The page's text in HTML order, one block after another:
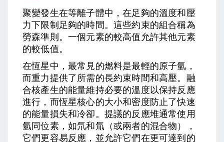
聚變發生在等離子體中，在足夠的溫度和壓
力下限制足夠的時間。這些約束的組合稱為
勞森準則。一個元素的較高值允許其他元素
的較低值。
在恆星中，最常見的燃料是最輕的原子氫，
而重力提供了所需的長約束時間和高壓。融
合核產生的能量維持必要的溫度以保持反應
進行，而恆星核心的大小和密度防止了快速
的能量損失和冷卻。提議的反應堆通常使用
氫同位素，如氘和氚（或兩者的混合物），
它們更容易反應，並允許它們在更可達到的